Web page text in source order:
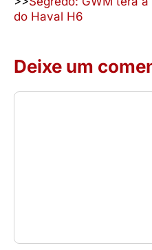
do Haval H6
Deixe um
Comentário